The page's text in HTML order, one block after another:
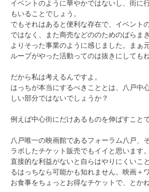
イベントのように華やかではないし、街に
もいることでしょう。
でもそれはあると便利な存在で、イベント
ではなく、また商売などののためのばらま
よりそった事業のように感じました。まぁ
ループがやった活動ってのは抜きにしてもね
だから私は考えるんですよ。
はっちが本当にするべきこととは、八戸中
しい部分ではないでしょうか？
例えば中心街にだけあるものを伸ばすこと
八戸唯一の映画館であるフォーラム八戸、
ラボしたチケット販売でもイイと思います
直接的な利益がないと自らはやりにくいこ
るはっちなら可能かも知れません。映画＋
お食事をちょっとお得なチケットで、とかね